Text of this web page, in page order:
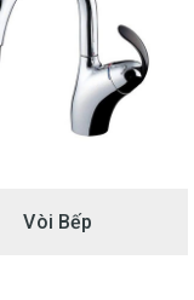
Vòi Bếp